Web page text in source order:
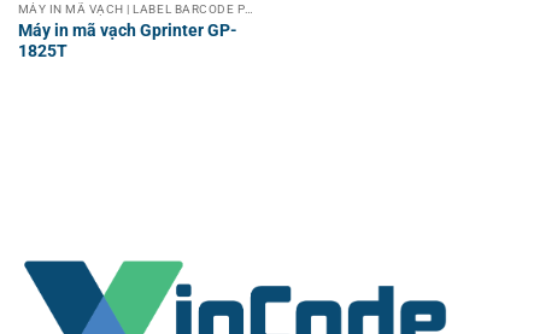
Máy in mã vạch Gprinter GP-
1825T